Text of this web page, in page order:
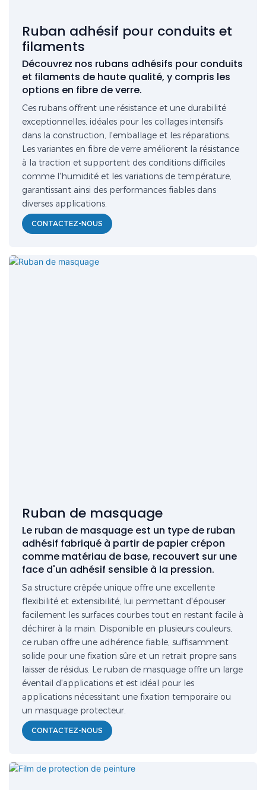
Ruban adhésif pour conduits et
filaments
Découvrez nos rubans adhésifs pour conduits
et filaments de haute qualité, y compris les
options en fibre de verre.
Ces rubans offrent une résistance et une durabilité
exceptionnelles, idéales pour les collages intensifs
dans la construction, l'emballage et les réparations.
Les variantes en fibre de verre améliorent la résistance
à la traction et supportent des conditions difficiles
comme l'humidité et les variations de température,
garantissant ainsi des performances fiables dans
diverses applications.
CONTACTEZ-NOUS
Ruban de masquage
Le ruban de masquage est un type de ruban
adhésif fabriqué à partir de papier crépon
comme matériau de base, recouvert sur une
face d'un adhésif sensible à la pression.
Sa structure crêpée unique offre une excellente
flexibilité et extensibilité, lui permettant d'épouser
facilement les surfaces courbes tout en restant facile à
déchirer à la main. Disponible en plusieurs couleurs,
ce ruban offre une adhérence fiable, suffisamment
solide pour une fixation sûre et un retrait propre sans
laisser de résidus. Le ruban de masquage offre un large
éventail d'applications et est idéal pour les
applications nécessitant une fixation temporaire ou
un masquage protecteur.
CONTACTEZ-NOUS